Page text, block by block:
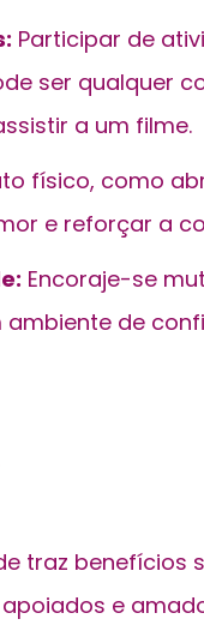
Participar de
ser qualquer
a um filme.
físico, como
e reforçar a
Encoraje-se
ambiente de
traz benefícios
e